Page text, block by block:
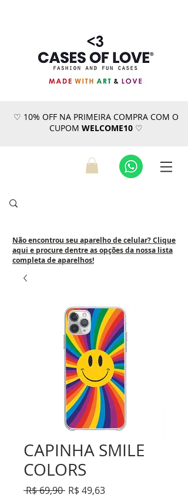
♡ 10% OFF NA PRIMEIRA COMPRA COM O
CUPOM WELCOME10♡
Não encontrou seu aparelho de celular? Clique
aqui e procure dentre as opções da nossa lista
completa de aparelhos!
CAPINHA SMILE
COLORS
R$ 69,90 Preço
R$ 49,63Preço